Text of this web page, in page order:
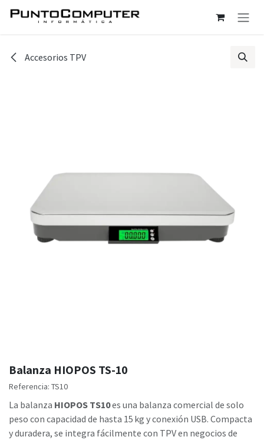
Ir al contenido
Accesorios TPV
Balanza HIOPOS TS-10
Referencia: TS10
La balanza HIOPOS TS10es una balanza comercial de solo
peso con capacidad de hasta 15 kg y conexión USB. Compacta
y duradera, se integra fácilmente con TPV en negocios de